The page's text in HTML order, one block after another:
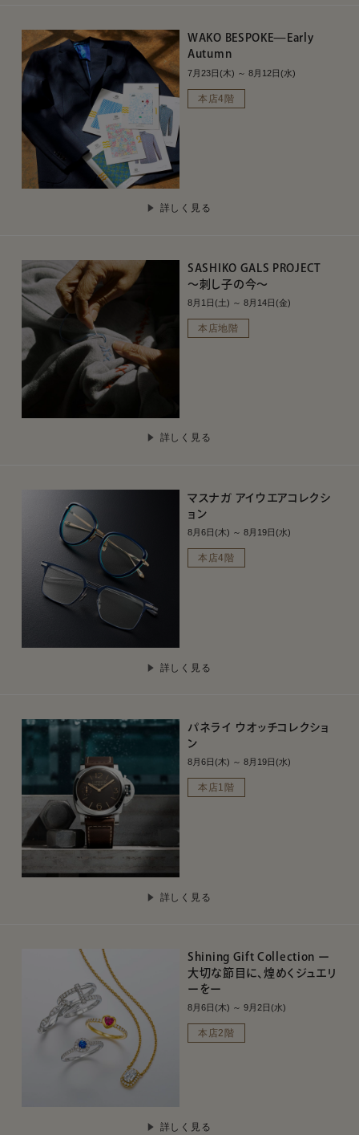
WAKO BESPOKE—Early
Autumn
7月23日(木) ～ 8月12日(水)
本店4階
詳しく見る
SASHIKO GALS PROJECT
～刺し子の今～
8月1日(土) ～ 8月14日(金)
本店地階
詳しく見る
マスナガ アイウエアコレクシ
ョン
8月6日(木) ～ 8月19日(水)
本店4階
詳しく見る
パネライ ウオッチコレクショ
ン
8月6日(木) ～ 8月19日(水)
本店1階
詳しく見る
Shining Gift Collection ー
大切な節目に、煌めくジュエリ
ーをー
8月6日(木) ～ 9月2日(水)
本店2階
詳しく見る